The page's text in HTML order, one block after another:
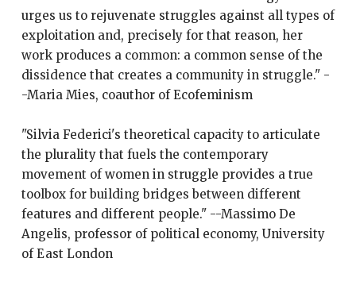
urges us to rejuvenate struggles against all types of
exploitation and, precisely for that reason, her
work produces a common: a common sense of the
dissidence that creates a community in struggle." -
-Maria Mies, coauthor of Ecofeminism
"Silvia Federici's theoretical capacity to articulate
the plurality that fuels the contemporary
movement of women in struggle provides a true
toolbox for building bridges between different
features and different people." --Massimo De
Angelis, professor of political economy, University
of East London